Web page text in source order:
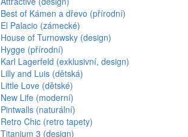
Best of Kámen a dřevo (přírodní)
El Palacio (zámecké)
House of Turnowsky (design)
Hygge (přírodní)
Karl Lagerfeld (exklusivní, design)
Lilly and Luis (dětská)
Little Love (dětské)
New Life (moderní)
Pintwalls (naturální)
Retro Chic (retro tapety)
Titanium 3 (design)